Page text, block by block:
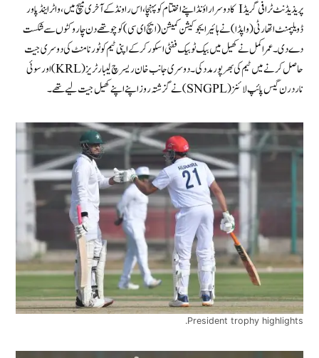
پریذیڈنٹ ٹرافی گریڈ I کا دوسرا راؤنڈ اپنے اختتام کو پہنچا ، اس راونڈ کے آخری میچ میں، واٹر اینڈ پاور
ڈویلپمنٹ اتھارٹی (واپڈا) نے ہائیر ایجوکیشن کمیشن (ایچ ای سی) کو چوتھے دن چار وکٹوں سے شکست
دے دی۔ عمر اکمل نے کھیل میں بیک ٹو بیک ففٹی اسکور کرکے اپنی ٹیم کو ٹورنامنٹ کی دوسری جیت
حاصل کرنے میں ٹیم کی بھرپور مدد کی۔ دوسری جانب خان ریسرچ لیبارٹریز (KRL) اور سوئی
ناردرن گیس پائپ لائنز (SNGPL) نے گزشتہ روز اپنے اپنے کھیل جیت لیے تھے۔
President trophy highlights.